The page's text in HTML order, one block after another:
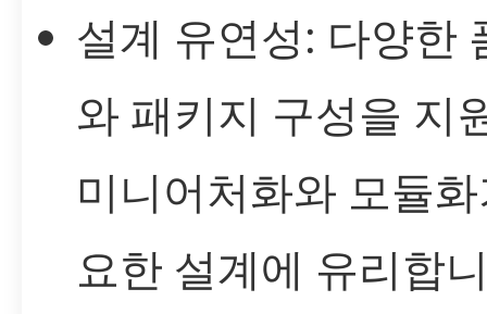
설계 유연성: 다양한
와 패키지 구성을 지
미니어처화와 모듈
요한 설계에 유리합